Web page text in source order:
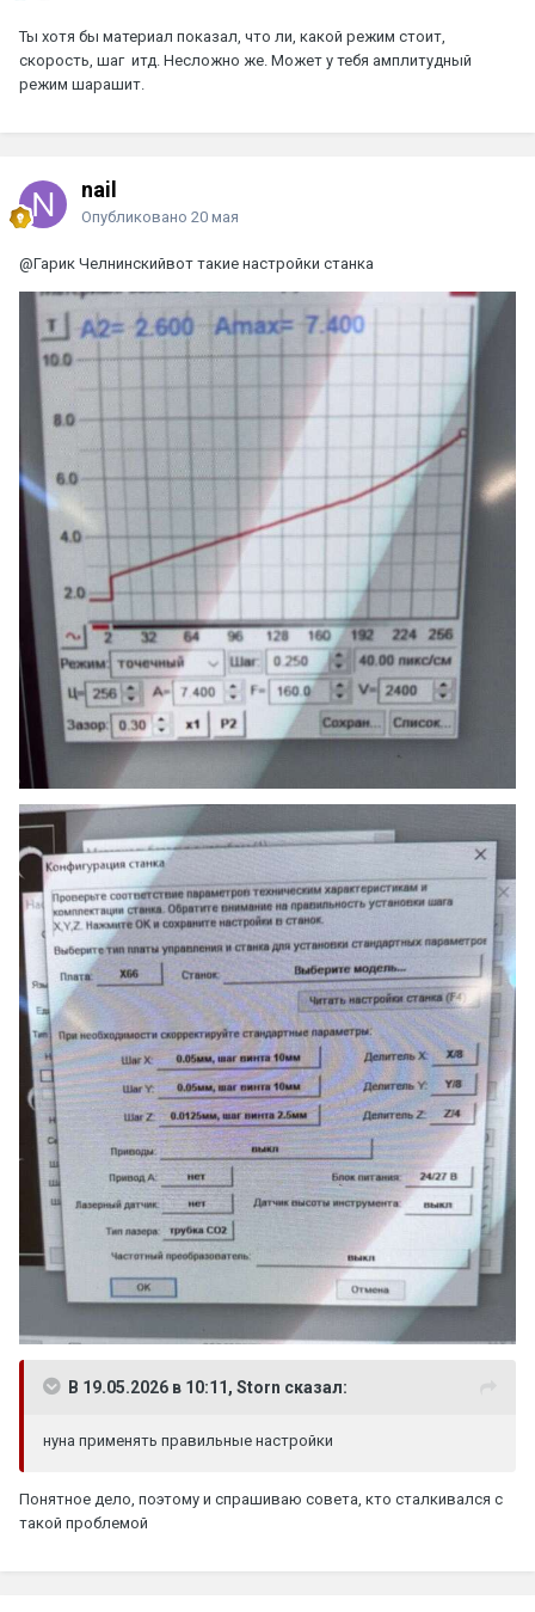
Ты хотя бы материал показал, что ли, какой режим стоит,
скорость, шаг итд. Несложно же. Может у тебя амплитудный
режим шарашит.
nail
Опубликовано 20 мая
@Гарик Челнинскийвот такие настройки станка
В 19.05.2026 в 10:11, Storn сказал:
нуна применять правильные настройки
Понятное дело, поэтому и спрашиваю совета, кто сталкивался с
такой проблемой